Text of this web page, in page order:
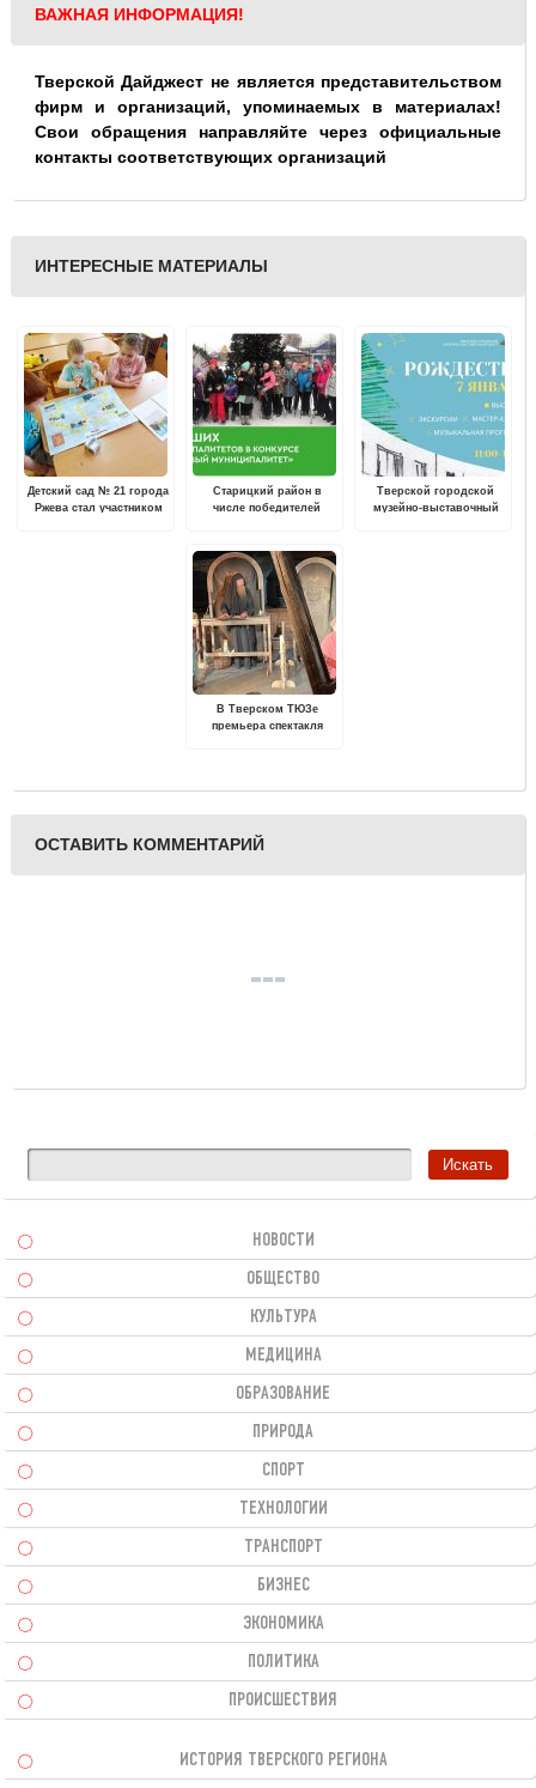
ВАЖНАЯ ИНФОРМАЦИЯ!
Тверской Дайджест не является представительством
фирм и организаций, упоминаемых в материалах!
Свои обращения направляйте через официальные
контакты соответствующих организаций
ИНТЕРЕСНЫЕ МАТЕРИАЛЫ
Детский сад № 21 города
Ржева стал участником
Старицкий район в
числе победителей
Тверской городской
музейно-выставочный
В Тверском ТЮЗе
премьера спектакля
ОСТАВИТЬ КОММЕНТАРИЙ
НОВОСТИ
ОБЩЕСТВО
КУЛЬТУРА
МЕДИЦИНА
ОБРАЗОВАНИЕ
ПРИРОДА
СПОРТ
ТЕХНОЛОГИИ
ТРАНСПОРТ
БИЗНЕС
ЭКОНОМИКА
ПОЛИТИКА
ПРОИСШЕСТВИЯ
ИСТОРИЯ ТВЕРСКОГО РЕГИОНА